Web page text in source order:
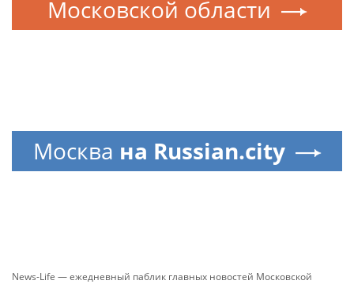
Московской области
Москва на Russian.city
News-Life — ежедневный паблик главных новостей Московской